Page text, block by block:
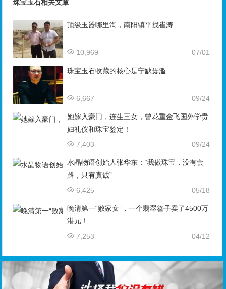
珠宝玉石相关文章
顶级玉器哪里淘，南阳镇平找崔涛
07/01
10,969
珠宝玉石收藏的核心是宁缺毋滥
09/24
6,667
她嫁入豪门，连生三女，曾花重金飞国外学贵
妇礼仪和珠宝鉴定！
09/24
7,403
水晶物语创始人张华东：“我做珠宝，没有套
路，只有真诚”
05/18
6,425
晚清第一“败家女”，一个翡翠簪子卖了4500万
港元！
04/12
7,253